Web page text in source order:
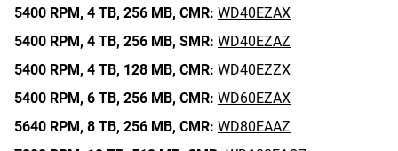
5400 RPM, 4 TB, 256 MB, CMR: WD40EZAX
5400 RPM, 4 TB, 256 MB, SMR: WD40EZAZ
5400 RPM, 4 TB, 128 MB, CMR: WD40EZZX
5400 RPM, 6 TB, 256 MB, CMR: WD60EZAX
5640 RPM, 8 TB, 256 MB, CMR: WD80EAAZ